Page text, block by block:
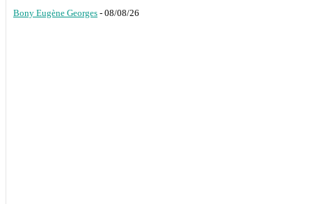
Bony Eugène Georges - 08/08/26